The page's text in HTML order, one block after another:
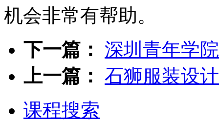
机会非常有帮助。
下一篇： 深圳青年学
上一篇： 石狮服装设
课程搜索